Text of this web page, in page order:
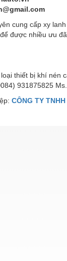
cung cấp xy
được nhiều ưu
thiết bị khí nén
931875825
CÔNG TY